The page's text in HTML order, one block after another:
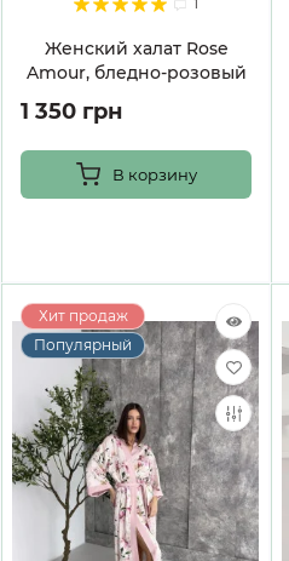
1
Женский халат Rose
Amour, бледно-розовый
1 350 грн
В корзину
Хит продаж
Популярный